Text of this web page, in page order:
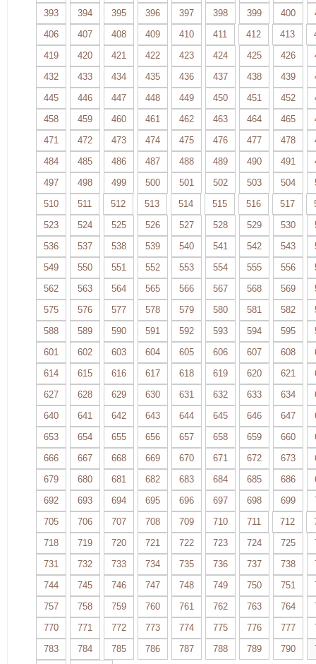
393 394 395 396 397 398 399 400
406
407 408 409 410 411 412 413
419
420 421 422 423 424 425 426
432
433 434 435 436 437 438 439
445
446 447 448 449 450 451 452
458
459 460 461 462 463 464 465
471
472 473 474 475 476 477 478
484
485 486 487 488 489 490 491
497
498 499 500 501 502 503 504
510
511 512 513 514 515 516 517
523
524 525 526 527 528 529 530
536
537 538 539 540 541 542 543
549
550 551 552 553 554 555 556
562
563 564 565 566 567 568 569
575
576 577 578 579 580 581 582
588
589 590 591 592 593 594 595
601
602 603 604 605 606 607 608
614
615 616 617 618 619 620 621
627
628 629 630 631 632 633 634
640
641 642 643 644 645 646 647
653
654 655 656 657 658 659 660
666
667 668 669 670 671 672 673
679
680 681 682 683 684 685 686
692
693 694 695 696 697 698 699
705
706 707 708 709 710 711 712
718
719 720 721 722 723 724 725
731
732 733 734 735 736 737 738
744
745 746 747 748 749 750 751
757
758 759 760 761 762 763 764
770
771 772 773 774 775 776 777
783
784 785 786 787 788 789 790